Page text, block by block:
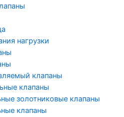
нагрузки
клапаны
клапаны
золотниковые клапаны
клапаны